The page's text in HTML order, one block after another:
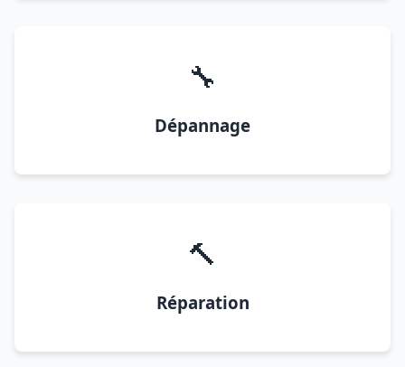
🔧
Dépannage
🔨
Réparation